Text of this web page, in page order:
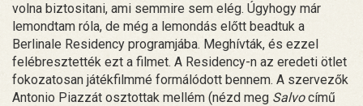
volna biztositani, ami semmire sem elég. Úgyhogy már
lemondtam róla, de még a lemondás előtt beadtuk a
Berlinale Residency programjába. Meghívták, és ezzel
felébresztették ezt a filmet. A Residency-n az eredeti ötlet
fokozatosan játékfilmmé formálódott bennem. A szervezők
Antonio Piazzát osztottak mellém (nézd meg Salvocímű